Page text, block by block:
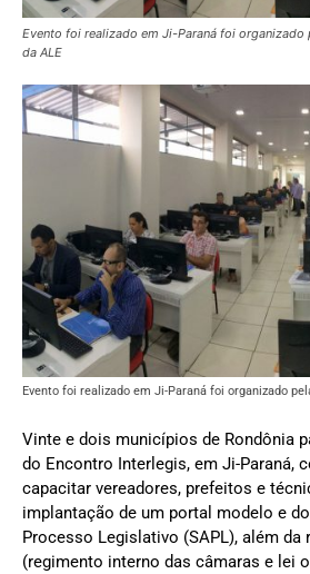
Evento foi realizado em Ji-Paraná foi organizado
da ALE
Evento foi realizado em Ji-Paraná foi organizado
Vinte e dois municípios de Rondônia
do Encontro Interlegis, em Ji-Paraná,
capacitar vereadores, prefeitos e
implantação de um portal modelo e
Processo Legislativo (SAPL), além da
(regimento interno das câmaras e lei